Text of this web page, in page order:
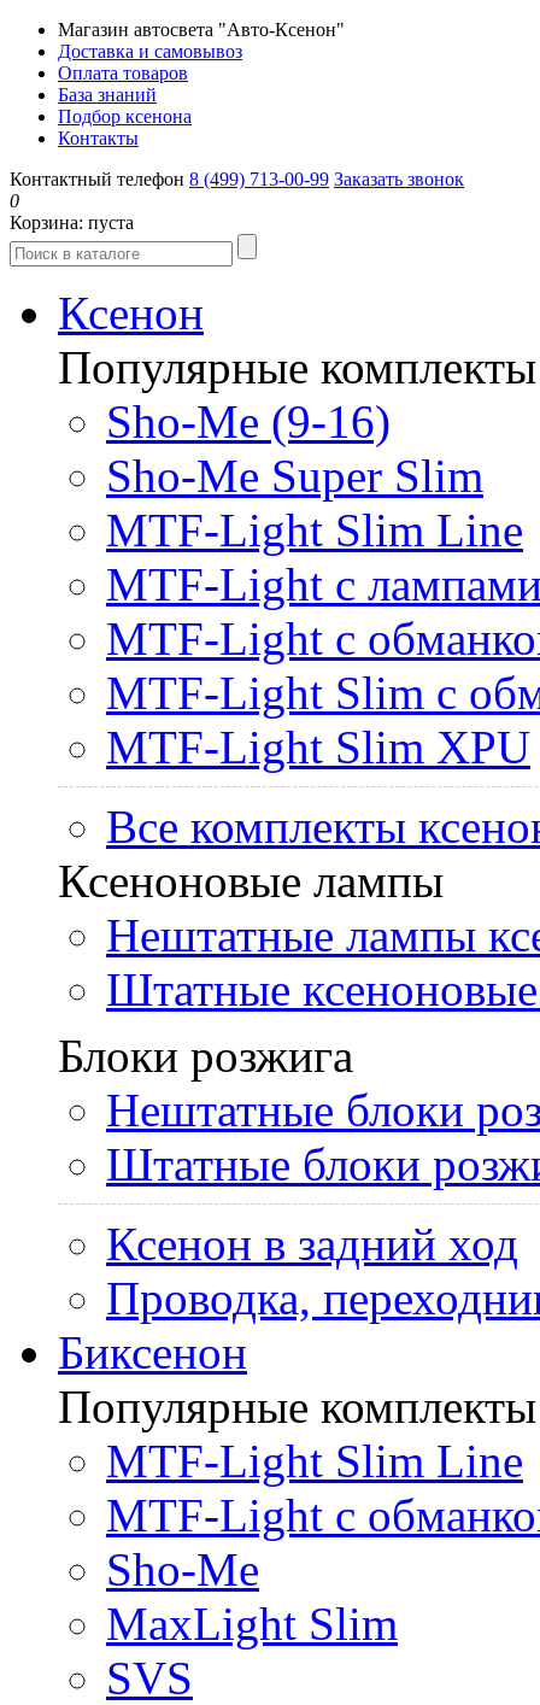
Магазин автосвета "Авто-Ксенон"
Доставка и самовывоз
Оплата товаров
База знаний
Подбор ксенона
Контакты
Контактный телефон 8 (499) 713-00-99 Заказать звонок
0
Корзина: пуста
Ксенон
Популярные комплекты
Sho-Me (9-16)
Sho-Me Super Slim
MTF-Light Slim Line
MTF-Light с
MTF-Light с
MTF-Light Slim с
MTF-Light Slim XPU
Все комплекты
Ксеноновые лампы
Нештатные лампы
Штатные
Блоки розжига
Нештатные блоки
Штатные блоки
Ксенон в задний ход
Проводка,
Биксенон
Популярные комплекты
MTF-Light Slim Line
MTF-Light с
Sho-Me
MaxLight Slim
SVS